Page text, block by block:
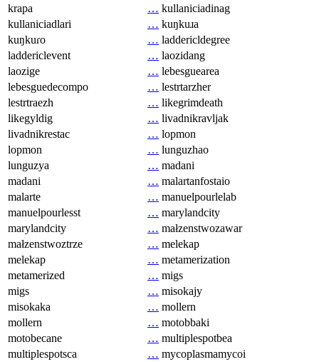
krapa
… kullaniciadinag
kullaniciadlari
… kuŋkuɹa
kuŋkuɾo
… laddericldegree
laddericlevent
… laozidang
laozige
… lebesguearea
lebesguedecompo
… lestrtarzher
lestrtraezh
… likegrimdeath
likegyldig
… livadnikravljak
livadnikrestac
… lopmon
lopmon
… lunguzhao
lunguzya
… madani
madani
… malartanfostaio
malarte
… manuelpourlelab
manuelpourlesst
… marylandcity
marylandcity
… małzenstwozawar
małzenstwoztrze
… melekap
melekap
… metamerization
metamerized
… migs
migs
… misokajy
misokaka
… mollern
mollern
… motobbaki
motobecane
… multiplespotbea
multiplespotsca
… mycoplasmamycoi